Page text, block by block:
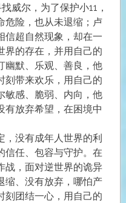
威尔，为了保护小11，
危险，也从未退缩；卢
信超自然现象，却在一
界的存在，并用自己的
幽默、乐观、善良，他
刻带来欢乐，用自己的
敏感、脆弱、内向，他
有放弃希望，在困境中
没有成年人世界的利
信任、包容与守护。在
战，面对逆世界的诡异
缩、没有放弃，哪怕产
刻团结一心，用自己的